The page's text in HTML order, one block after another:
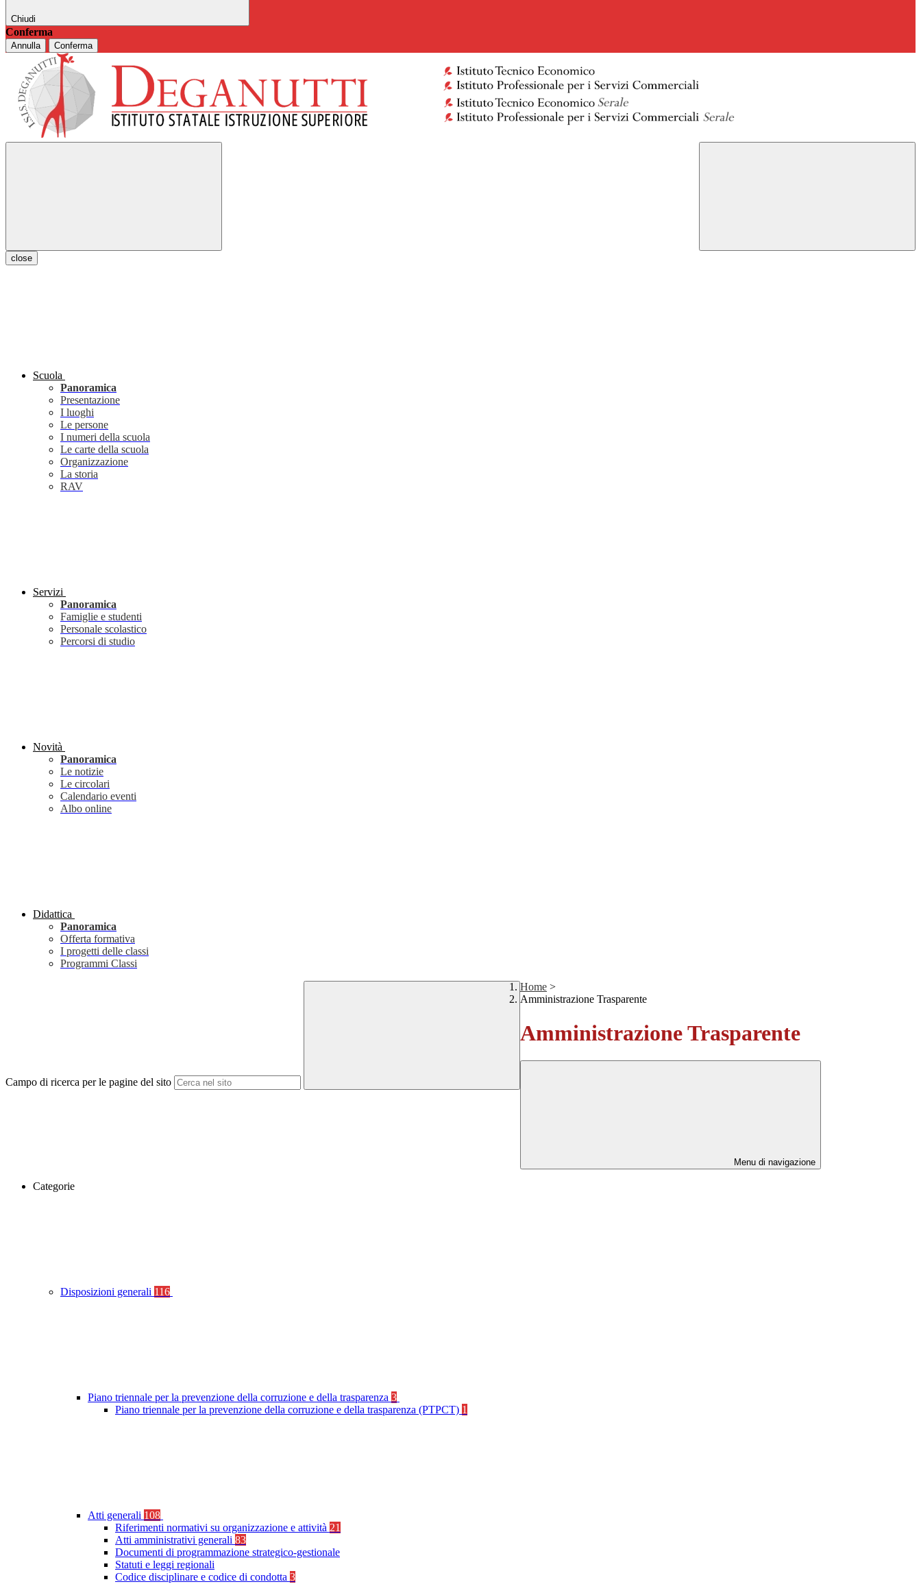
Chiudi
Conferma
Annulla Conferma
close
Scuola
Panoramica
Presentazione
I luoghi
Le persone
I numeri della scuola
Le carte della scuola
Organizzazione
La storia
RAV
Servizi
Panoramica
Famiglie e studenti
Personale scolastico
Percorsi di studio
Novità
Panoramica
Le notizie
Le circolari
Calendario eventi
Albo online
Didattica
Panoramica
Offerta formativa
I progetti delle classi
Programmi Classi
Campo di ricerca per le pagine del sito
Home >
Amministrazione Trasparente
Amministrazione Trasparente
Menu di navigazione
Categorie
Disposizioni generali 116
Piano triennale per la prevenzione della corruzione e della trasparenza 3
Piano triennale per la prevenzione della corruzione e della trasparenza (PTPCT) 1
Atti generali 108
Riferimenti normativi su organizzazione e attività 21
Atti amministrativi generali 83
Documenti di programmazione strategico-gestionale
Statuti e leggi regionali
Codice disciplinare e codice di condotta 3